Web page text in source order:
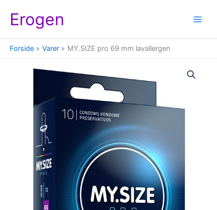
indholdet
Erogen
Forside Varer MY.SIZE pro 69 mm lavallergen